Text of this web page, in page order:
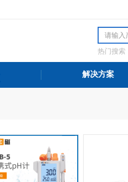
热门搜索
解决方案